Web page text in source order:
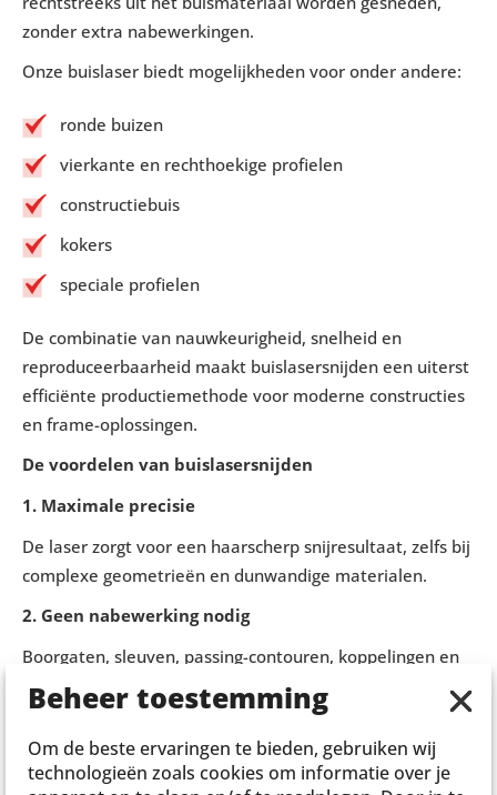
Beheer toestemming
Om de beste ervaringen te bieden, gebruiken wij
technologieën zoals cookies om informatie over je
zonder extra nabewerkingen.
Onze buislaser biedt mogelijkheden voor onder andere:
ronde buizen
vierkante en rechthoekige profielen
constructiebuis
kokers
speciale profielen
De combinatie van nauwkeurigheid, snelheid en
reproduceerbaarheid maakt buislasersnijden een uiterst
efficiënte productiemethode voor moderne constructies
en frame-oplossingen.
De voordelen van buislasersnijden
1. Maximale precisie
De laser zorgt voor een haarscherp snijresultaat, zelfs bij
complexe geometrieën en dunwandige materialen.
2. Geen nabewerking nodig
Boorgaten, sleuven, passing-contouren, koppelingen en
verbindingen worden direct in de buis gesneden.
Onderdelen sluiten perfect op elkaar aan, waardoor